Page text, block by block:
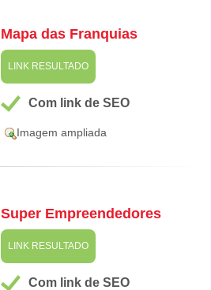
Mapa das Franquias
LINK RESULTADO
Com link de SEO
Imagem ampliada
Super Empreendedores
LINK RESULTADO
Com link de SEO